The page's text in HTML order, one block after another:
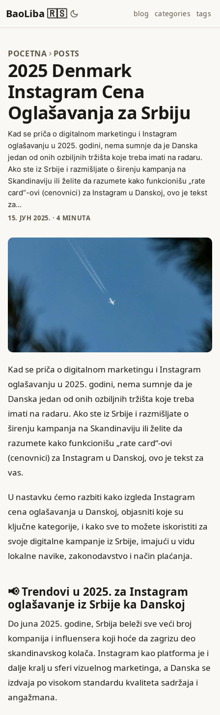
BaoLiba 🇷🇸 blog categories tags
POCETNA POSTS
2025 Denmark
Instagram Cena
Oglašavanja za Srbiju
Kad se priča o digitalnom marketingu i Instagram
oglašavanju u 2025. godini, nema sumnje da je Danska
jedan od onih ozbiljnih tržišta koje treba imati na radaru.
Ako ste iz Srbije i razmišljate o širenju kampanja na
Skandinaviju ili želite da razumete kako funkcionišu „rate
card“-ovi (cenovnici) za Instagram u Danskoj, ovo je tekst
za...
15. ЈУН 2025. ·4 MINUTA
Kad se priča o digitalnom marketingu i Instagram
oglašavanju u 2025. godini, nema sumnje da je
Danska jedan od onih ozbiljnih tržišta koje treba
imati na radaru. Ako ste iz Srbije i razmišljate o
širenju kampanja na Skandinaviju ili želite da
razumete kako funkcionišu „rate card“-ovi
(cenovnici) za Instagram u Danskoj, ovo je tekst za
vas.
U nastavku ćemo razbiti kako izgleda Instagram
cena oglašavanja u Danskoj, objasniti koje su
ključne kategorije, i kako sve to možete iskoristiti za
svoje digitalne kampanje iz Srbije, imajući u vidu
lokalne navike, zakonodavstvo i način plaćanja.
📢 Trendovi u 2025. za Instagram
oglašavanje iz Srbije ka Danskoj
Do juna 2025. godine, Srbija beleži sve veći broj
kompanija i influensera koji hoće da zagrizu deo
skandinavskog kolača. Instagram kao platforma je i
dalje kralj u sferi vizuelnog marketinga, a Danska se
izdvaja po visokom standardu kvaliteta sadržaja i
angažmana.